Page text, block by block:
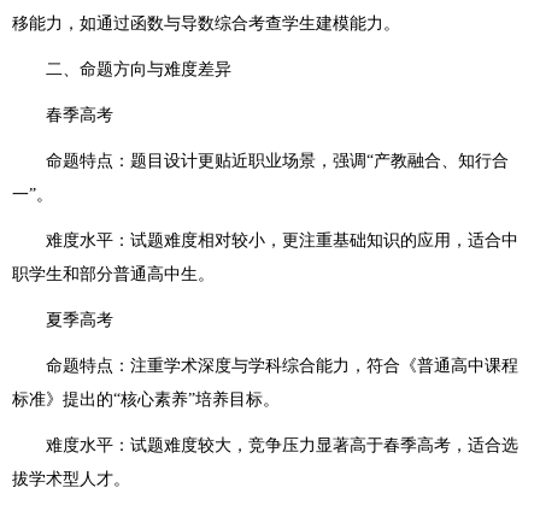
移能力，如通过函数与导数综合考查学生建模能力。
二、命题方向与难度差异
春季高考
命题特点：题目设计更贴近职业场景，强调“产教融合、知行合
一”。
难度水平：试题难度相对较小，更注重基础知识的应用，适合中
职学生和部分普通高中生。
夏季高考
命题特点：注重学术深度与学科综合能力，符合《普通高中课程
标准》提出的“核心素养”培养目标。
难度水平：试题难度较大，竞争压力显著高于春季高考，适合选
拔学术型人才。